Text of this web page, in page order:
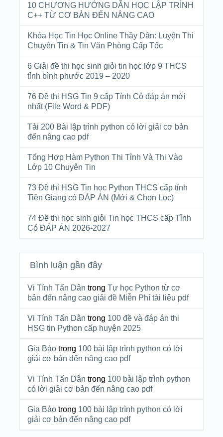
10 CHƯƠNG HƯỚNG DẪN HỌC LẬP TRÌNH
C++ TỪ CƠ BẢN ĐẾN NÂNG CAO
Khóa Học Tin Học Online Thầy Dân: Luyện Thi
Chuyên Tin & Tin Văn Phòng Cấp Tốc
6 Giải đề thi học sinh giỏi tin học lớp 9 THCS
tỉnh bình phước 2019 – 2020
76 Đề thi HSG Tin 9 cấp Tỉnh Có đáp án mới
nhất (File Word & PDF)
Tải 200 Bài lập trình python có lời giải cơ bản
đến nâng cao pdf
Tổng Hợp Hàm Python Thi Tỉnh Và Thi Vào
Lớp 10 Chuyên Tin
73 Đề thi HSG Tin học Python THCS cấp tỉnh
Tiền Giang có ĐÁP ÁN (Mới & Chọn Lọc)
74 Đề thi học sinh giỏi Tin học THCS cấp Tỉnh
Có ĐÁP ÁN 2026-2027
Bình luận gần đây
Vi Tính Tấn Dân trong Tự học Python từ cơ
bản đến nâng cao giải đề Miễn Phí tài liệu pdf
Vi Tính Tấn Dân trong 100 đề và đáp án thi
HSG tin Python cấp huyện 2025
Gia Bảotrong 100 bài lập trình python có lời
giải cơ bản đến nâng cao pdf
Vi Tính Tấn Dân trong 100 bài lập trình python
có lời giải cơ bản đến nâng cao pdf
Gia Bảotrong 100 bài lập trình python có lời
giải cơ bản đến nâng cao pdf